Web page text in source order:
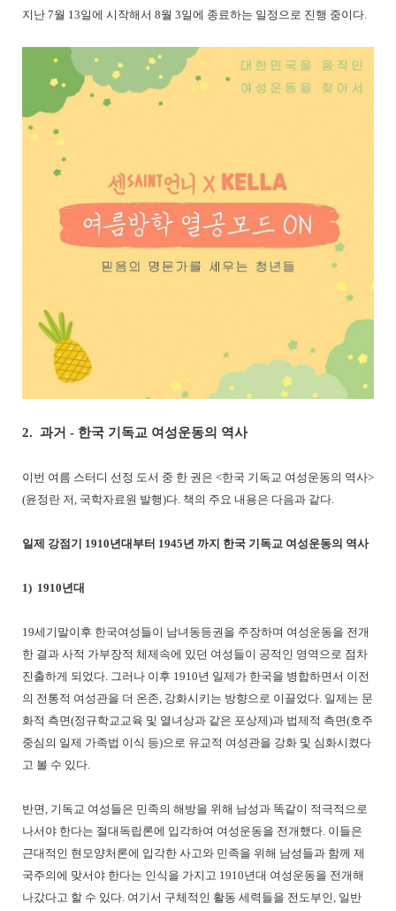
지난 7월 13일에 시작해서 8월 3일에 종료하는 일정으로 진행 중이다.
2. 과거 - 한국 기독교 여성운동의 역사
이번 여름 스터디 선정 도서 중 한 권은 <한국 기독교 여성운동의 역사>
(윤정란 저, 국학자료원 발행)다. 책의 주요 내용은 다음과 같다.
일제 강점기 1910년대부터 1945년 까지 한국 기독교 여성운동의 역사
1) 1910년대
19세기말이후 한국여성들이 남녀동등권을 주장하며 여성운동을 전개
한 결과 사적 가부장적 체제속에 있던 여성들이 공적인 영역으로 점차
진출하게 되었다. 그러나 이후 1910년 일제가 한국을 병합하면서 이전
의 전통적 여성관을 더 온존, 강화시키는 방향으로 이끌었다. 일제는 문
화적 측면(정규학교교육 및 열녀상과 같은 포상제)과 법제적 측면(호주
중심의 일제 가족법 이식 등)으로 유교적 여성관을 강화 및 심화시켰다
고 볼 수 있다.
반면, 기독교 여성들은 민족의 해방을 위해 남성과 똑같이 적극적으로
나서야 한다는 절대독립론에 입각하여 여성운동을 전개했다. 이들은
근대적인 현모양처론에 입각한 사고와 민족을 위해 남성들과 함께 제
국주의에 맞서야 한다는 인식을 가지고 1910년대 여성운동을 전개해
나갔다고 할 수 있다. 여기서 구체적인 활동 세력들을 전도부인, 일반